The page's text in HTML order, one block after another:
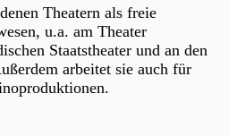
Theatern als freie
u.a. am Theater
Staatstheater und an den
arbeitet sie auch für